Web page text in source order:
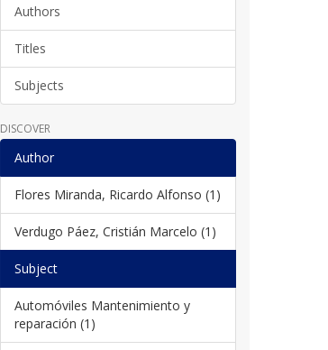
Authors
Titles
Subjects
DISCOVER
Author
Flores Miranda, Ricardo Alfonso (1)
Verdugo Páez, Cristián Marcelo (1)
Subject
Automóviles Mantenimiento y
reparación (1)